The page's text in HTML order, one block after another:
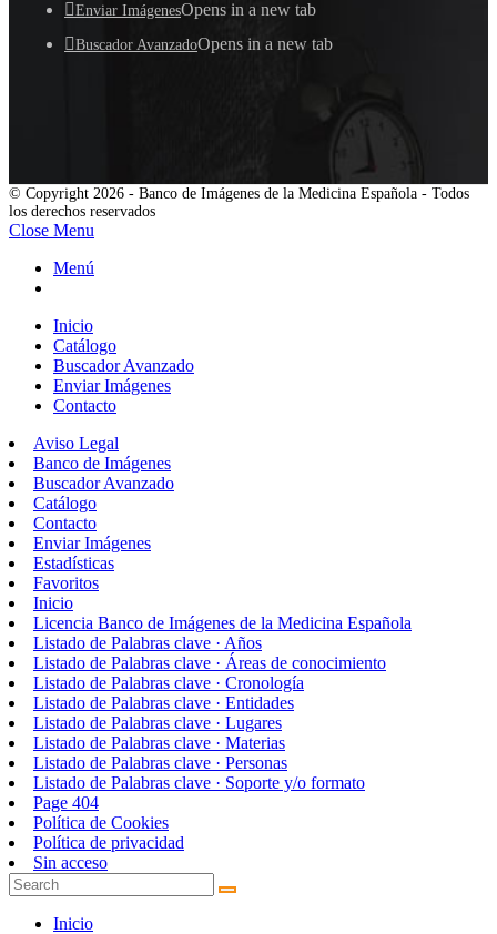
Enviar ImágenesOpens in a new tab
Buscador AvanzadoOpens in a new tab
© Copyright 2026 - Banco de Imágenes de la Medicina Española - Todos
los derechos reservados
Close Menu
Menú
Inicio
Catálogo
Buscador Avanzado
Enviar Imágenes
Contacto
Aviso Legal
Banco de Imágenes
Buscador Avanzado
Catálogo
Contacto
Enviar Imágenes
Estadísticas
Favoritos
Inicio
Licencia Banco de Imágenes de la Medicina Española
Listado de Palabras clave · Años
Listado de Palabras clave · Áreas de conocimiento
Listado de Palabras clave · Cronología
Listado de Palabras clave · Entidades
Listado de Palabras clave · Lugares
Listado de Palabras clave · Materias
Listado de Palabras clave · Personas
Listado de Palabras clave · Soporte y/o formato
Page 404
Política de Cookies
Política de privacidad
Sin acceso
Inicio